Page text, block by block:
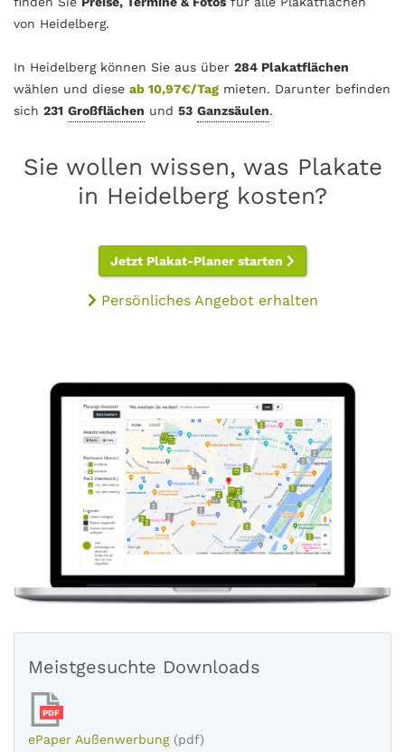
von Heidelberg.
In Heidelberg können Sie aus über 284 Plakatflächen
wählen und diese ab 10,97€/Tag mieten. Darunter befinden
sich 231 Großflächen und 53 Ganzsäulen.
Sie wollen wissen, was Plakate
in Heidelberg kosten?
Jetzt Plakat-Planer starten
Persönliches Angebot erhalten
Meistgesuchte Downloads
PDF
ePaper Außenwerbung (pdf)